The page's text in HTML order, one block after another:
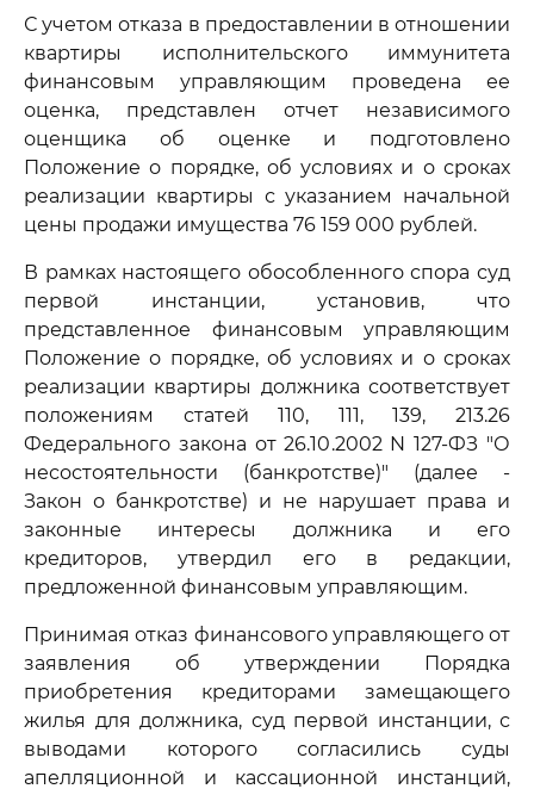
С учетом отказа в предоставлении в отношении
квартиры исполнительского иммунитета
финансовым управляющим проведена ее
оценка, представлен отчет независимого
оценщика об оценке и подготовлено
Положение о порядке, об условиях и о сроках
реализации квартиры с указанием начальной
цены продажи имущества 76 159 000 рублей.
В рамках настоящего обособленного спора суд
первой инстанции, установив, что
представленное финансовым управляющим
Положение о порядке, об условиях и о сроках
реализации квартиры должника соответствует
положениям статей 110, 111, 139, 213.26
Федерального закона от 26.10.2002 N 127-ФЗ "О
несостоятельности (банкротстве)" (далее -
Закон о банкротстве) и не нарушает права и
законные интересы должника и его
кредиторов, утвердил его в редакции,
предложенной финансовым управляющим.
Принимая отказ финансового управляющего от
заявления об утверждении Порядка
приобретения кредиторами замещающего
жилья для должника, суд первой инстанции, с
выводами которого согласились суды
апелляционной и кассационной инстанций,